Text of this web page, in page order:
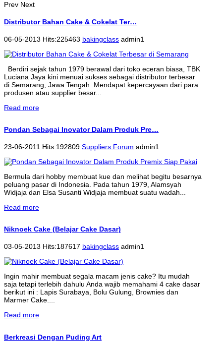
Prev Next
Distributor Bahan Cake & Cokelat Ter…
06-05-2013 Hits:225463 bakingclass admin1
Berdiri sejak tahun 1979 berawal dari toko eceran biasa, TBK
Luciana Jaya kini menuai sukses sebagai distributor terbesar
di Semarang, Jawa Tengah. Mendapat kepercayaan dari para
produsen atau supplier besar...
Read more
Pondan Sebagai Inovator Dalam Produk Pre…
23-06-2011 Hits:192809 Suppliers Forum admin1
Bermula dari hobby membuat kue dan melihat begitu besarnya
peluang pasar di Indonesia. Pada tahun 1979, Alamsyah
Widjaja dan Elsa Susanti Widjaja membuat suatu wadah...
Read more
Niknoek Cake (Belajar Cake Dasar)
03-05-2013 Hits:187617 bakingclass admin1
Ingin mahir membuat segala macam jenis cake? Itu mudah
saja tetapi terlebih dahulu Anda wajib memahami 4 cake dasar
berikut ini : Lapis Surabaya, Bolu Gulung, Brownies dan
Marmer Cake....
Read more
Berkreasi Dengan Puding Art